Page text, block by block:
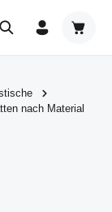
nach Material